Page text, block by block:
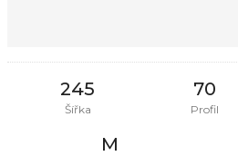
245
Šířka
70
Profil
M